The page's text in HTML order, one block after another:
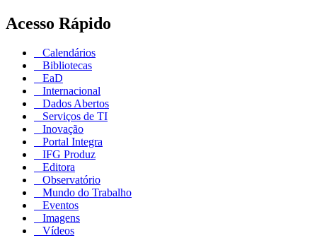
Acesso Rápido
Calendários
Bibliotecas
EaD
Internacional
Dados Abertos
Serviços de TI
Inovação
Portal Integra
IFG Produz
Editora
Observatório
Mundo do Trabalho
Eventos
Imagens
Vídeos